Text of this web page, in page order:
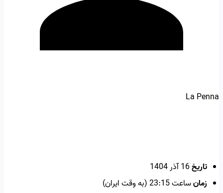
La Penna
تاریخ16 آذر 1404
زمانساعت 23:15 (به وقت ایران)